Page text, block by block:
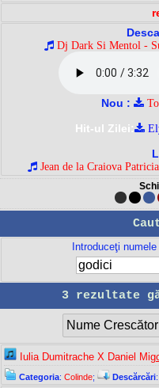
Dj Dark Si Mentol -
Nou :
Hit-ul Zilei:
Jean de la Craiova
Introduceţi
3 rezultate
Iulia Dumitrache X Daniel Mi
Categoria: Colinde; Descărcări